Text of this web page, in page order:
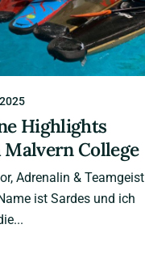
Highlights
Malvern College
Adrenalin & Teamgeist
ist Sardes und ich